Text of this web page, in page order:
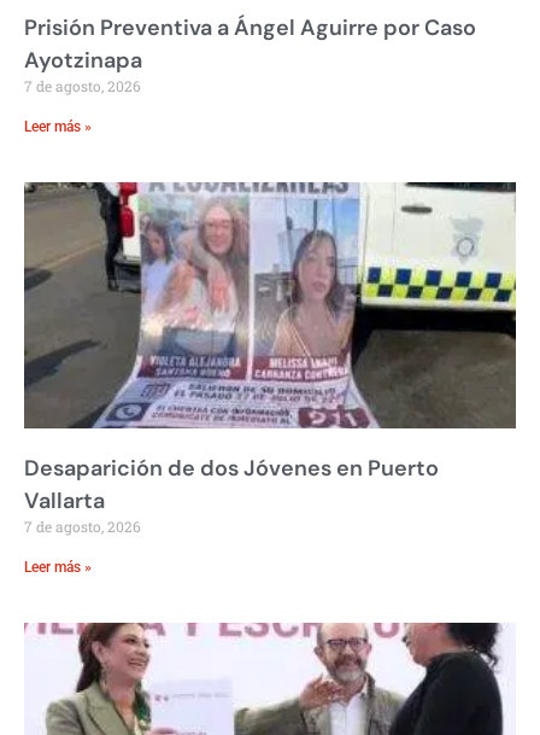
Prisión Preventiva a Ángel Aguirre por Caso
Ayotzinapa
7 de agosto, 2026
Leer más »
Desaparición de dos Jóvenes en Puerto
Vallarta
7 de agosto, 2026
Leer más »